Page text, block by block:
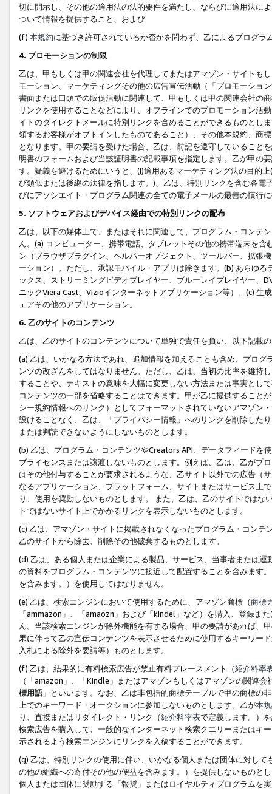
切に開示し、その他の適用法の法的要件を満たし、ならびに適用法に
ついて情報を提供すること、および
(f) 本規約に基づき許可されているか否かを問わず、乙によるプログ
4. プロモーションの制限
乙は、甲もしくは甲の関連会社を代理してまたはアマゾン・サイトも
モーション、マーケティングその他の広告宣伝活動（「プロモーショ
書面または口頭での販促活動に関連して、甲もしくは甲の関連会社の
リンクを使用することなどにより、オフラインでのプロモーション活
イトのダイレクトメールに特別リンクを含めることができるものとし
領するお客様がオプトインしたものであること）、その他本規約、商
となります。甲の要請を受けた場合、乙は、前記を遵守していること
明書のフォームおよび当該証明書の記載事項を指定します。乙が甲の
す。疑義を避けるためにいうと、(i)適用あるマーケティング法の目的
び類似または後継の法律を指します。)、乙は、特別リンクを含む各
びにアソシエイト・プログラム関連の全ての電子メールの最善の慣行
5. ソフトウェアおよびデバイス経由での特別リンクの配布
乙は、以下の媒体上で、またはそれに関連して、プログラム・コンテ
ん。(a) コンピューター、携帯電話、タブレットその他の携帯端末を
ン（ブラウザプラグイン、ヘルパーオブジェクト、ツールバー、拡張
ーション）。ただし、承認モバイル・アプリは除きます。(b) あらゆ
ックス、ストリーミングビデオプレイヤー、ブルーレイプレイヤー、
ニックViera Cast、Vizioインターネットアプリケーション等）。(c)
ェアその他のアプリケーション。
6. 乙のサイトのコンテンツ
乙は、乙のサイトのコンテンツについて単独で責任を負い、以下記載
(a) 乙は、いかなる方法であれ、追加情報を加えることも含め、プロ
ンツの改ざんをしてはなりません。ただし、乙は、当初の比率を維持
することや、テキストの意味を大幅に変更しない方法または事実とし
コンテンツの一部を省略することはできます。甲が乙に提供すること
シー規約情報へのリンク）としてフォーマットされていないアマゾン
設けることなく、乙は、「プライバシー情報」へのリンクを削除した
または判読できないようにしないものとします。
(b) 乙は、プログラム・コンテンツやCreators API、データフィード
ブライセンスまたは譲渡しないものとします。例えば、乙は、乙がプ
はその他付与することが要求されるような、乙サイト以外での広告（
なるアプリケーション、プラットフォーム、サイトまたはサービス上
り、使用を奨励しないものとします。 また、乙は、乙のサイトでは
トではないサイト上でかかるリンクを表示しないものとします。
(c) 乙は、アマゾン・サイトに掲載されなくなったプログラム・コン
乙のサイトから除去、削除その他破棄するものとします。
(d) 乙は、ある個人または企業による製品、サービス、当事者または
の資料をプログラム・コンテンツに接近して配置することを含みます
を含みます。）を使用してはなりません。
(e) 乙は、検索エンジンにおいて使用するために、アマゾン商標（商標
「ammazon」、「amaozn」および「kindel」など）を購入、登録ま
ん。当該検索エンジンが除外機能を有する場合、甲の要請があれば、
果に伴って乙の宣伝コンテンツを表示させるために使用するキーワー
入札による除外を要請等）ものとします。
(f) 乙は、結果的に有料検索広告が禁止有料プレースメント（紹介料率
（「amazon」、「Kindle」またはアマゾンもしくはアマゾンの関連
標用語」といいます。なお、乙は非包括的商標テーブルで甲の商標の
上でのキーワード・オークションに参加しないものとします。乙が本
り、直接またはリダイレクト・リンク（紹介料率表で定義します。）
検索広告を購入して、一般的なインターネット検索クエリーまたはキ
示されるよう検索エンジンにリンクを入稿することができます。
(g) 乙は、特別リンクの使用に伴い、いかなる個人または団体に対し
の他の組織への寄付その他の便益を含みます。）を提供しないものと
個人または団体に奨励する「報奨」またはロイヤルティプログラムを